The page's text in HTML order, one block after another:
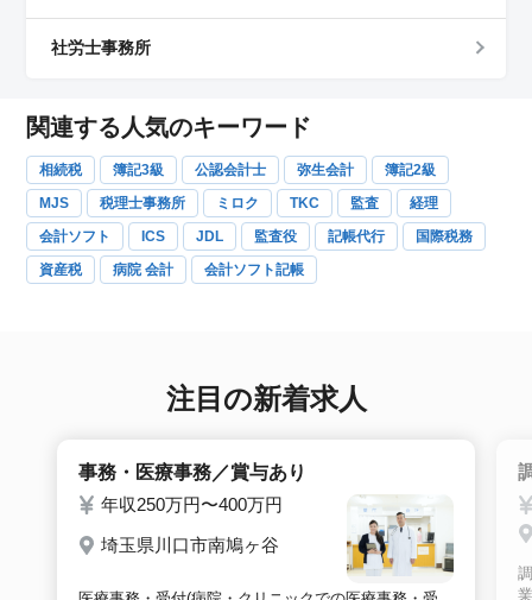
社労士事務所
関連する人気のキーワード
相続税 簿記3級 公認会計士 弥生会計
簿記2級
MJS
税理士事務所 ミロク TKC 監査
経理
会計ソフト
ICS JDL 監査役 記帳代行
国際税務
資産税
病院 会計 会計ソフト記帳
注目の新着求人
事務・医療事務／賞与あり
年収250万円〜400万円
埼玉県川口市南鳩ヶ谷